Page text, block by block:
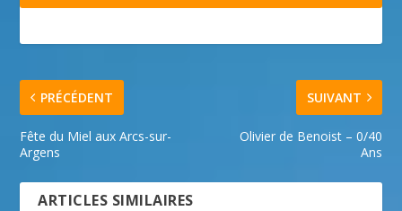
PRÉCÉDENT
Fête du Miel aux Arcs-sur-
Argens
SUIVANT
Olivier de Benoist – 0/40
Ans
ARTICLES SIMILAIRES